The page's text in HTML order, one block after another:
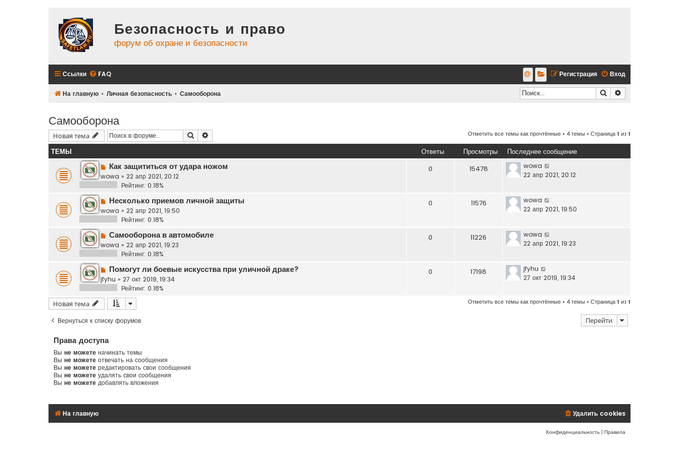
Безопасность и право
форум об охране и безопасности
Ссылки FAQ Вход
Регистрация
На главную Личная безопасность Самооборона Поиск
Самооборона
Новая тема Поиск Отметить все темы как прочтённые • 4 темы • Страница1 из1
ТЕМЫ Ответы Просмотры Последнее сообщение
Как защититься от удара ножом
wowa » 22 апр 2021, 20:12
Рейтинг: 0.18%
0 15478
wowa
22 апр 2021, 20:12
Несколько приемов личной защиты
wowa » 22 апр 2021, 19:50
Рейтинг: 0.18%
0 11576
wowa
22 апр 2021, 19:50
Самооборона в автомобиле
wowa » 22 апр 2021, 19:23
Рейтинг: 0.18%
0 11226
wowa
22 апр 2021, 19:23
Помогут ли боевые искусства при уличной драке?
jfyhu » 27 окт 2019, 19:34
Рейтинг: 0.18%
0 17198
jfyhu
27 окт 2019, 19:34
Новая тема Отметить все темы как прочтённые • 4 темы • Страница1 из1
Вернуться к списку форумов Перейти
Права доступа
Вы не можете начинать темы
Вы не можете отвечать на сообщения
Вы не можете редактировать свои сообщения
Вы не можете удалять свои сообщения
Вы не можете добавлять вложения
На главную Удалить cookies
Конфиденциальность | Правила